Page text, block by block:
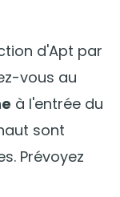
d'Apt par
vous au
à l'entrée du
sont
Prévoyez